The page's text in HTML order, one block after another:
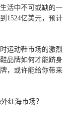
活中不可或缺的一
1524亿美元，预计
运动鞋市场的激烈
品牌如何才能跻身
，或许能给你带来